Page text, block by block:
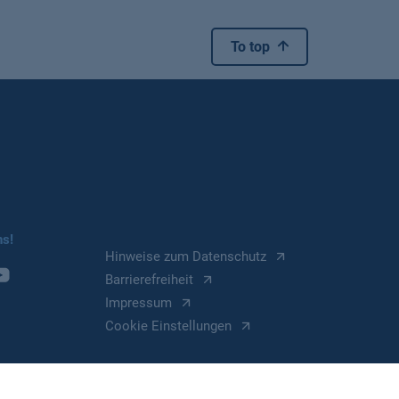
To top
Hinweise zum Datenschutz
Barrierefreiheit
Impressum
Cookie Einstellungen